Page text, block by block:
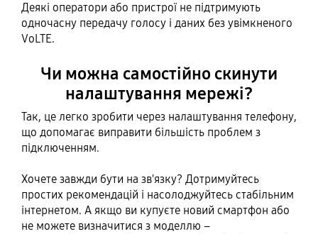
Деякі оператори або пристрої не підтримують
одночасну передачу голосу і даних без увімкненого
VoLTE.
Чи можна самостійно скинути
налаштування мережі?
Так, це легко зробити через налаштування телефону,
що допомагає виправити більшість проблем з
підключенням.
Хочете завжди бути на зв'язку? Дотримуйтесь
простих рекомендацій і насолоджуйтесь стабільним
інтернетом. А якщо ви купуєте новий смартфон або
не можете визначитися з моделлю –